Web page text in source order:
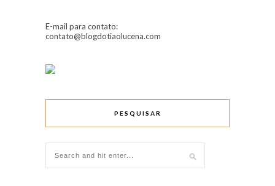
E-mail para contato:
contato@blogdotiaolucena.com
PESQUISAR